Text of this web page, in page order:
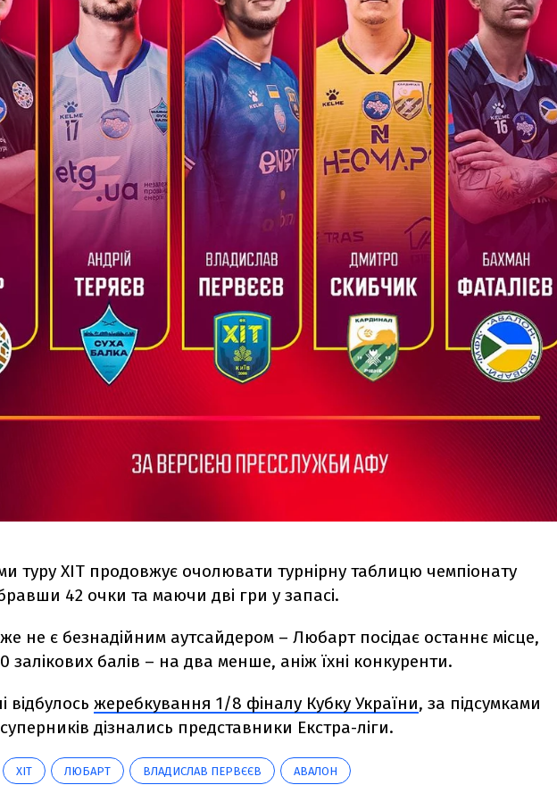
туру ХІТ продовжує очолювати турнірну таблицю чемпіонату
42 очки та маючи дві гри у запасі.
не є безнадійним аутсайдером – Любарт посідає останнє місце,
залікових балів – на два менше, аніж їхні конкуренти.
відбулось жеребкування 1/8 фіналу Кубку України, за підсумками
дізнались представники Екстра-ліги.
ХІТ ЛЮБАРТ ВЛАДИСЛАВ ПЕРВЄЄВ АВАЛОН